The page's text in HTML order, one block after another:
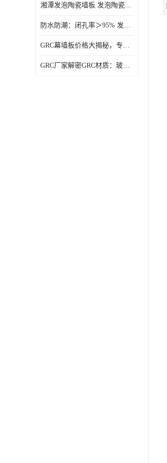
湘潭发泡陶瓷墙板 发泡陶瓷装饰构件 轻质高强：密度低但抗压强度高
防水防潮：闭孔率＞95% 发泡陶瓷装饰构件 南阳发泡陶瓷厂家
GRC幕墙板价格大揭秘，专业厂家报价助您轻松掌控预算
GRC厂家解密GRC材质：玻璃纤维与水泥复合，创新建筑新选择